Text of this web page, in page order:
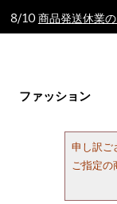
8/10 商品発送休業
ファッション
申し訳ご
ご指定の